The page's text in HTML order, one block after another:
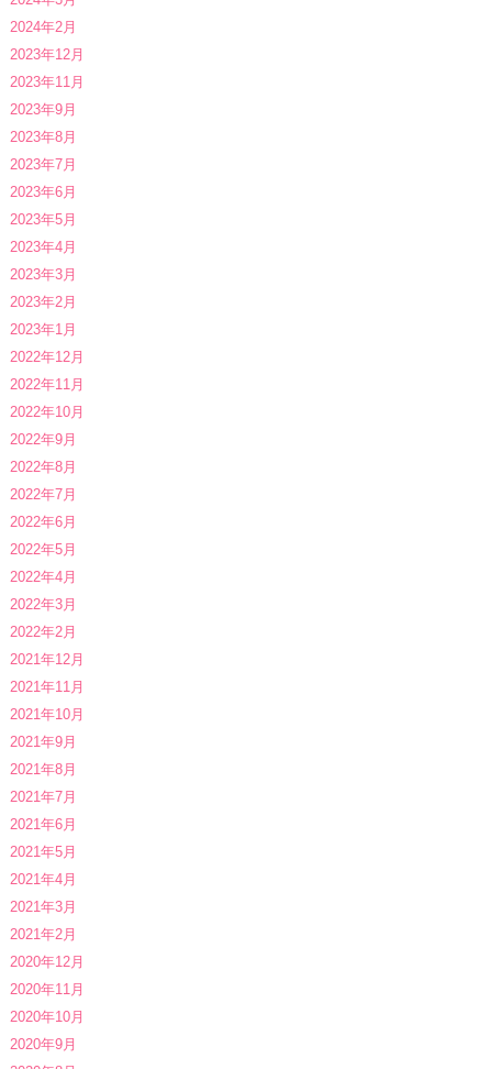
2024年2月
2023年12月
2023年11月
2023年9月
2023年8月
2023年7月
2023年6月
2023年5月
2023年4月
2023年3月
2023年2月
2023年1月
2022年12月
2022年11月
2022年10月
2022年9月
2022年8月
2022年7月
2022年6月
2022年5月
2022年4月
2022年3月
2022年2月
2021年12月
2021年11月
2021年10月
2021年9月
2021年8月
2021年7月
2021年6月
2021年5月
2021年4月
2021年3月
2021年2月
2020年12月
2020年11月
2020年10月
2020年9月